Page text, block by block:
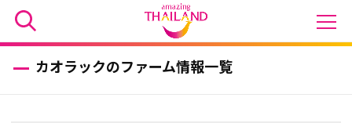
カオラックのファーム情報一覧